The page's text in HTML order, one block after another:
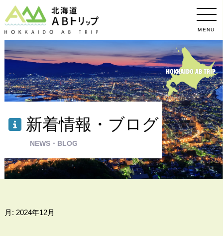
MENU
新着情報・ブログ
NEWS・BLOG
月: 2024年12月